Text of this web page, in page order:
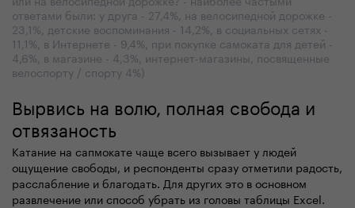
ответами были: у друга - 27,4%, на велосипедной дорожке -
23,1%, детские воспоминания - 14,2%, в социальных сетях -
11,1%, в Интернете - 9,4%, при покупке самоката для детей -
4,6%, в магазине - 4,3%, интернет-магазины, посвященные
велоспорту / спорту 4%)
Вырвись на волю, полная свобода и
отвязаность
Катание на сапмокате чаще всего вызывает у людей
ощущение свободы, и респонденты сразу отметили радость,
расслабление и благодать. Для других это в основном
развлечение или способ убрать из головы таблицы Excel.